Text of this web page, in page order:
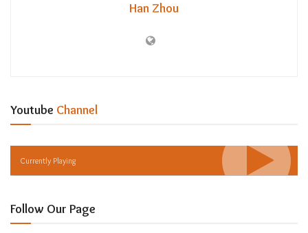
Han Zhou
Youtube Channel
Currently Playing
Follow Our Page